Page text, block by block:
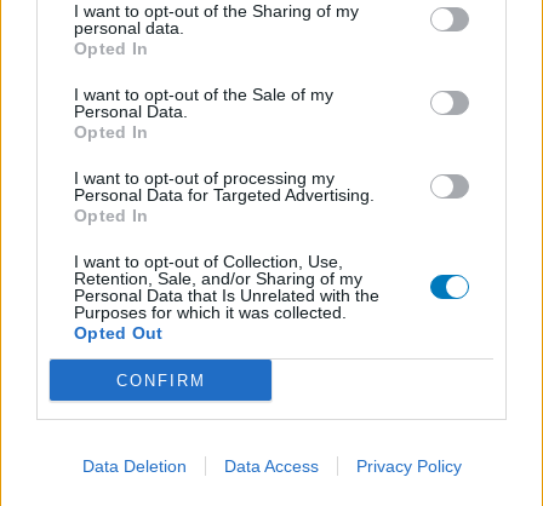
I want to opt-out of the Sharing of my
personal data.
Opted In
I want to opt-out of the Sale of my
Personal Data.
Opted In
I want to opt-out of processing my
Personal Data for Targeted Advertising.
Opted In
I want to opt-out of Collection, Use,
Retention, Sale, and/or Sharing of my
Personal Data that Is Unrelated with the
Purposes for which it was collected.
Opted Out
CONFIRM
Data Deletion Data Access Privacy Policy